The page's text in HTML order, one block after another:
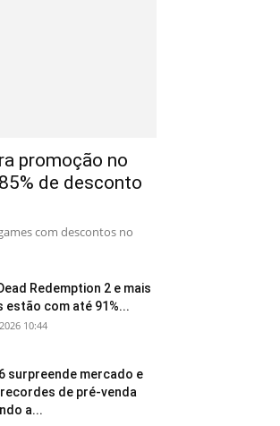
promoção no
de desconto
com descontos no
Redemption 2 e mais
estão com até 91%...
10:44
surpreende mercado e
de pré-venda
a...